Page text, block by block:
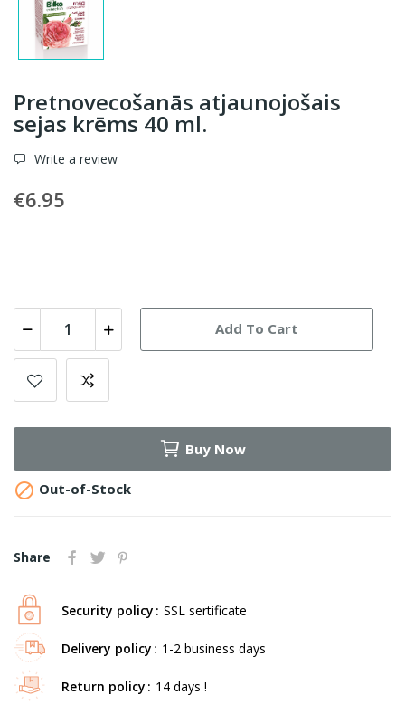
Pretnovecošanās atjaunojošais
sejas krēms 40 ml.
Write a review
€6.95
Add To Cart
Buy Now
 Out-of-Stock
Share
Security policy SSL sertificate
Delivery policy 1-2 business days
Return policy 14 days !